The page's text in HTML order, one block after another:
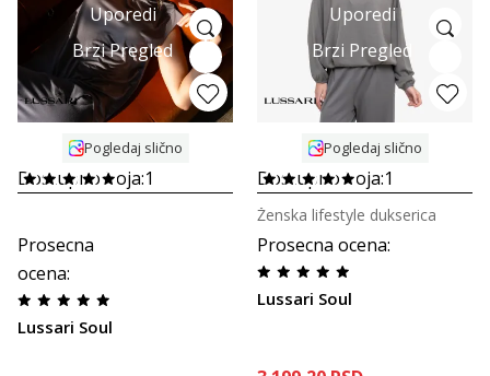
Uporedi
Brzi Pregled
Pogledaj slično
Dostupno boja:1
Prosecna
ocena:
Lussari Soul
Uporedi
Brzi Pregled
Pogledaj slično
Dostupno boja:1
Prosecna ocena:
Lussari Soul
Ženska lifestyle dukserica